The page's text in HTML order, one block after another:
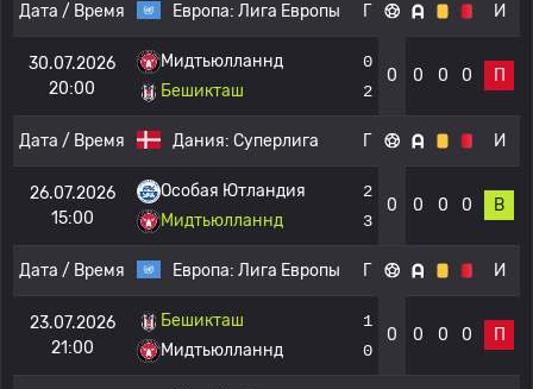
Дата / Время Европа: Лига Европы Г И
30.07.2026
20:00
Мидтьюлланнд
Бешикташ
0
2
0 0 0 0 П
Дата / Время Дания: Суперлига Г И
26.07.2026
15:00
Особая Ютландия
Мидтьюлланнд
2
3
0 0 0 0 В
Дата / Время Европа: Лига Европы Г И
23.07.2026
21:00
Бешикташ
Мидтьюлланнд
1
0
0 0 0 0 П